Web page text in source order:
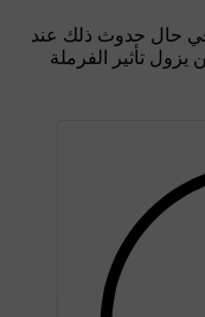
حال حدوث ذلك عند
يزول تأثير الفرملة